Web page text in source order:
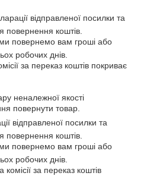
відправленої посилки та
повернення коштів.
повернемо вам гроші або
робочих днів.
за переказ коштів покриває
неналежної якості
повернути товар.
відправленої посилки та
повернення коштів.
повернемо вам гроші або
робочих днів.
комісії за переказ коштів